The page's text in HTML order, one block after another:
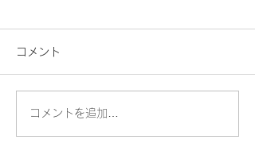
コメント
コメントを追加…